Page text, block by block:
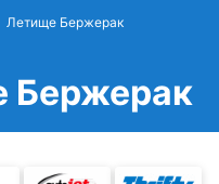
Летище Бержерак
Бержерак